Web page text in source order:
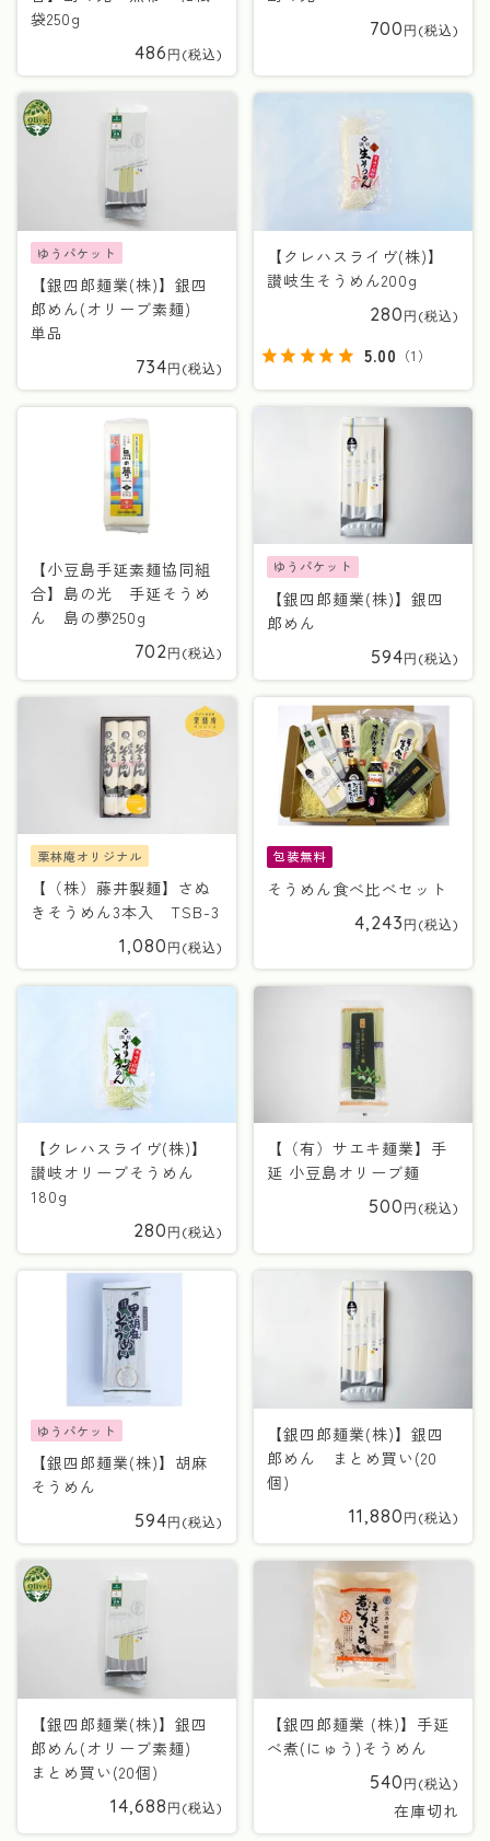
袋250g
486
700
ゆうパケット
【銀四郎麺業(株)】銀四
郎めん(オリーブ素麺)
単品
734
【クレハスライヴ(株)】
讃岐生そうめん200g
280
5.00 （1 ）
【小豆島手延素麺協同組
合】島の光 手延そうめ
ん 島の夢250g
702
ゆうパケット
【銀四郎麺業(株)】銀四
郎めん
594
栗林庵オリジナル
【（株）藤井製麺】さぬ
きそうめん3本入 TSB-3
1,080
包装無料
そうめん食べ比べセット
4,243
【クレハスライヴ(株)】
讃岐オリーブそうめん
180g
280
【（有）サエキ麺業】手
延 小豆島オリーブ麺
500
ゆうパケット
【銀四郎麺業(株)】胡麻
そうめん
594
【銀四郎麺業(株)】銀四
郎めん まとめ買い(20
個)
11,880
【銀四郎麺業(株)】銀四
郎めん(オリーブ素麺)
まとめ買い(20個)
14,688
【銀四郎麺業 (株)】手延
べ煮(にゅう)そうめん
540
在庫切れ